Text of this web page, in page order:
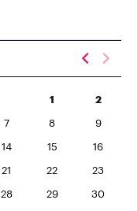
1 2
7 8 9
14 15 16
21 22 23
28 29 30